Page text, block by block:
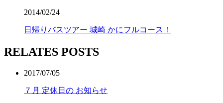
2014/02/24
日帰りバスツアー 城崎 かにフルコース！
RELATES POSTS
2017/07/05
７月 定休日の お知らせ